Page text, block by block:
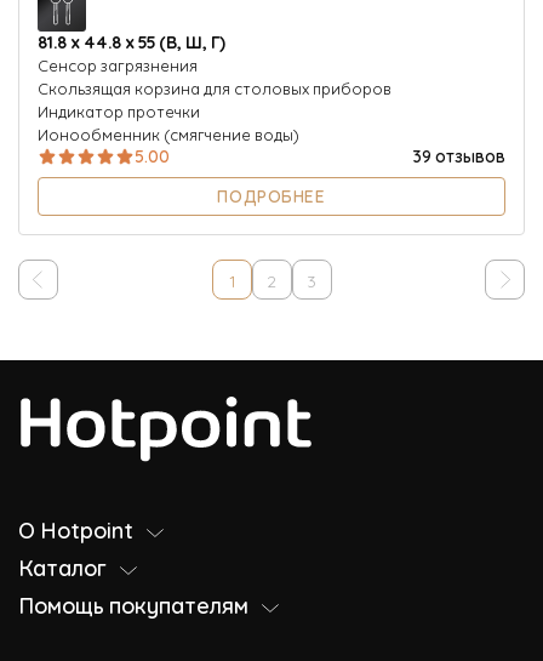
81.8 х 44.8 х 55 (В, Ш, Г)
Сенсор загрязнения
Скользящая корзина для столовых приборов
Индикатор протечки
Ионообменник (смягчение воды)
5.00
39 отзывов
ПОДРОБНЕЕ
1 2 3
О Hotpoint
Каталог
Помощь покупателям